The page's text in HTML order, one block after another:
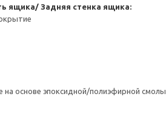
ящика/ Задняя стенка ящика:
основе эпоксидной/полиэфирной смолы